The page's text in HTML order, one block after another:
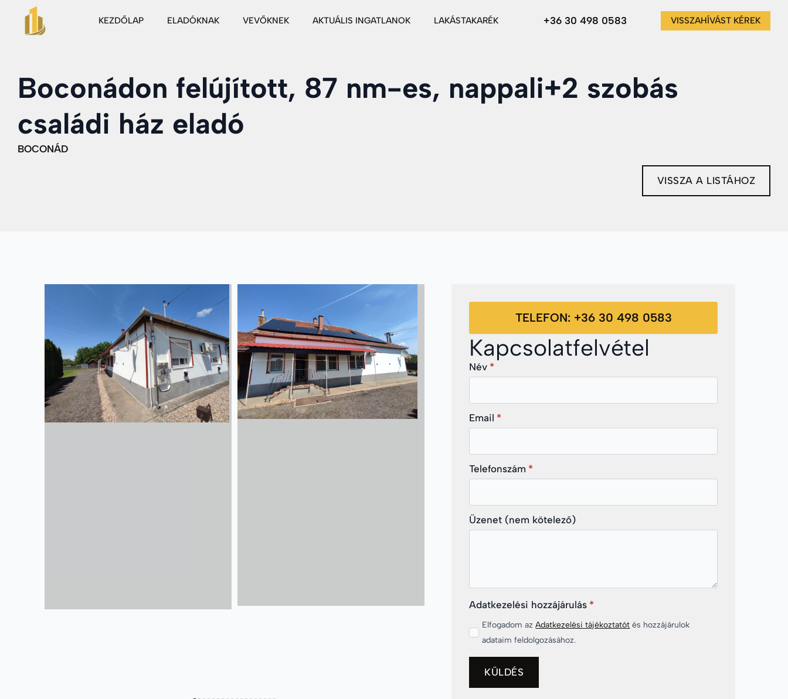
KEZDŐLAP ELADÓKNAK VEVŐKNEK AKTUÁLIS INGATLANOK LAKÁSTAKARÉK +36 30 498 0583 VISSZAHÍVÁST KÉREK
Boconádon felújított, 87 nm-es, nappali+2 szobás
családi ház eladó
BOCONÁD
VISSZA A LISTÁHOZ
TELEFON: +36 30 498 0583
Kapcsolatfelvétel
Név *
Email *
Telefonszám *
Üzenet (nem kötelező)
Adatkezelési hozzájárulás *
Elfogadom azAdatkezelési tájékoztatót és hozzájárulok
adataim feldolgozásához.
KÜLDÉS